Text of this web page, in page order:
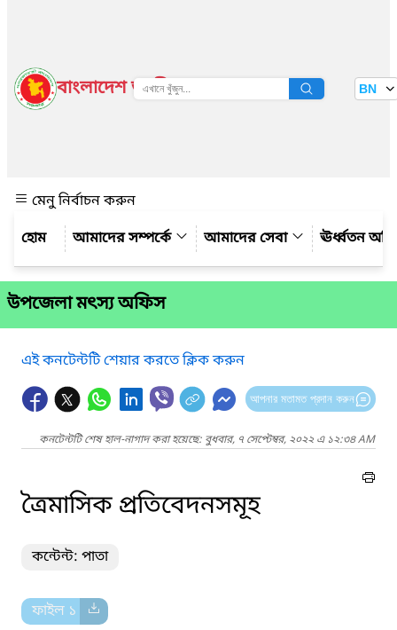
বাংলাদেশ জাতীয় তথ্য বাতায়ন BN
মেনু নির্বাচন করুন
আমাদের সম্পর্কে
আমাদের সেবা ঊর্ধ্বতন
উপজেলা মৎস্য অফিস
এই কনটেন্টটি শেয়ার করতে ক্লিক করুন
আপনার মতামত প্রদান করুন
কনটেন্টটি শেষ হাল-নাগাদ করা হয়েছে: বুধবার, ৭ সেপ্টেম্বর, ২০২২ এ ১২:৩৪ AM
ত্রৈমাসিক প্রতিবেদনসমূহ
কন্টেন্ট: পাতা
ফাইল ১